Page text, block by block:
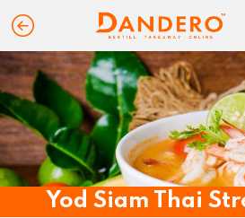
Yod Siam Thai